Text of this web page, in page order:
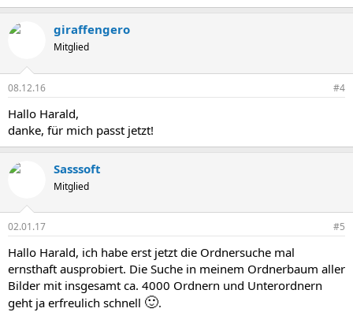
giraffengero
Mitglied
08.12.16 #4
Hallo Harald,
danke, für mich passt jetzt!
Sasssoft
Mitglied
02.01.17 #5
Hallo Harald, ich habe erst jetzt die Ordnersuche mal
ernsthaft ausprobiert. Die Suche in meinem Ordnerbaum aller
Bilder mit insgesamt ca. 4000 Ordnern und Unterordnern
geht ja erfreulich schnell 🙂.